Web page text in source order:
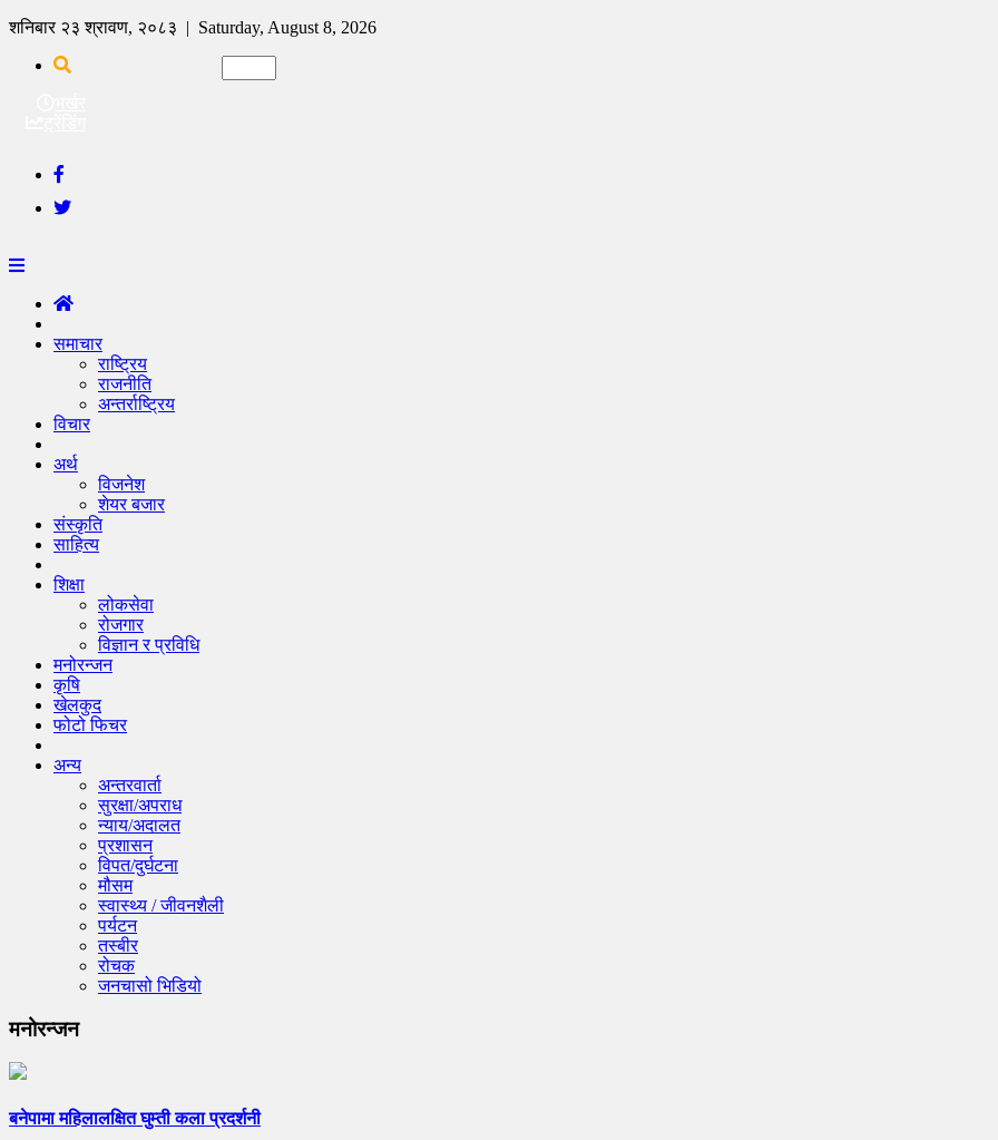
शनिबार २३ श्रावण, २०८३ | Saturday, August 8, 2026
समाचार
राष्ट्रिय
राजनीति
अन्तर्राष्ट्रिय
विचार
अर्थ
विजनेश
शेयर बजार
संस्कृति
साहित्य
शिक्षा
लोकसेवा
रोजगार
विज्ञान र प्रविधि
मनोरन्जन
कृषि
खेलकुद
फोटो फिचर
अन्य
अन्तरवार्ता
सुरक्षा/अपराध
न्याय/अदालत
प्रशासन
विपत/दुर्घटना
मौसम
स्वास्थ्य / जीवनशैली
पर्यटन
तस्बीर
रोचक
जनचासो भिडियो
मनोरन्जन
बनेपामा महिलालक्षित घुम्ती कला प्रदर्शनी